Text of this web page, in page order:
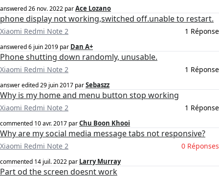
answered26 nov. 2022 parAce Lozano
phone display not working,switched off.unable to restart.
Xiaomi Redmi Note 2 1 Réponse
answered6 juin 2019 par Dan A+
Phone shutting down randomly, unusable.
Xiaomi Redmi Note 2 1 Réponse
answer edited29 juin 2017 parSebaszz
Why is my home and menu button stop working
Xiaomi Redmi Note 2 1 Réponse
commented 10 avr. 2017 parChu Boon Khooi
Why are my social media message tabs not responsive?
Xiaomi Redmi Note 2 0 Réponses
commented 14 juil. 2022 par Larry Murray
Part od the screen doesnt work